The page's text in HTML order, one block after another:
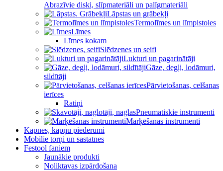
Abrazīvie diski, slīpmateriāli un palīgmateriāli
Lāpstas un grābekļi
Termolīmes un līmpistoles
Līmes
Līmes kokam
Slēdzenes un seifi
Lukturi un pagarinātāji
Gāze, degļi, lodāmuri,
sildītāji
Pārvietošanas, celšanas
ierīces
Ratiņi
Pneumatiskie instrumenti
Marķēšanas instrumenti
Kāpnes, kāpņu piederumi
Mobilie torņi un sastatnes
Festool faniem
Jaunākie produkti
Noliktavas izpārdošana